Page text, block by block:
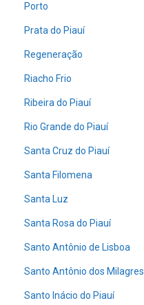
Porto
Prata do Piauí
Regeneração
Riacho Frio
Ribeira do Piauí
Rio Grande do Piauí
Santa Cruz do Piauí
Santa Filomena
Santa Luz
Santa Rosa do Piauí
Santo Antônio de Lisboa
Santo Antônio dos Milagres
Santo Inácio do Piauí